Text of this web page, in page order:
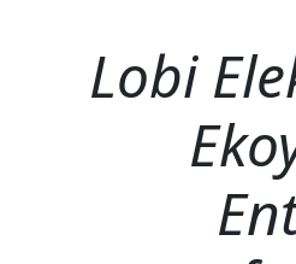
Lobi
Entre